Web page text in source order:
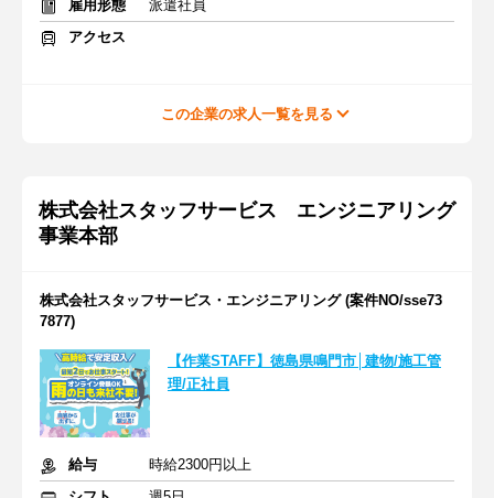
雇用形態
派遣社員
アクセス
この企業の求人一覧を見る
株式会社スタッフサービス エンジニアリング
事業本部
株式会社スタッフサービス・エンジニアリング (案件NO/sse73
7877)
【作業STAFF】徳島県鳴門市│建物/施工管
理/正社員
給与
時給2300円以上